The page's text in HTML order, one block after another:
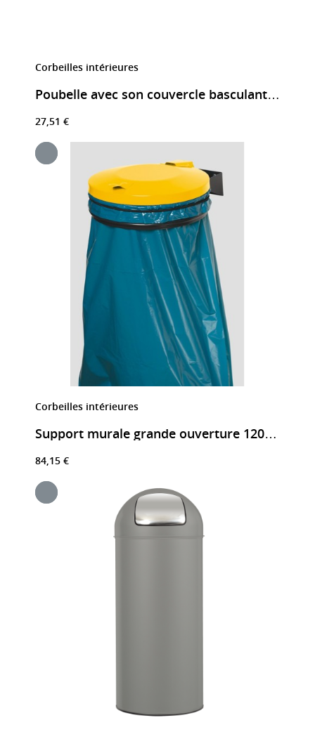
Corbeilles intérieures
Poubelle avec son couvercle basculant jaune
27,51 €
Corbeilles intérieures
Support murale grande ouverture 120 litres
84,15 €